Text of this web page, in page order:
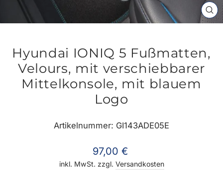
Hyundai IONIQ 5 Fußmatten,
Velours, mit verschiebbarer
Mittelkonsole, mit blauem
Logo
Artikelnummer: GI143ADE05E
Normaler
Preis
97,00 €
inkl. MwSt. zzgl. Versandkosten